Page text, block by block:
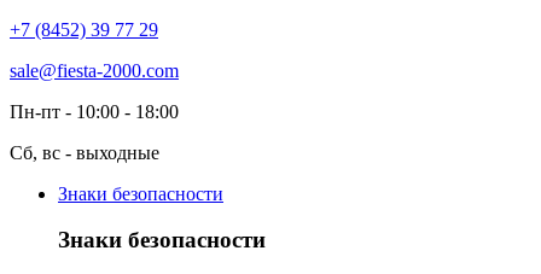
+7 (8452) 39 77 29
sale@fiesta-2000.com
Пн-пт - 10:00 - 18:00
Сб, вс - выходные
Знаки безопасности
Знаки безопасности